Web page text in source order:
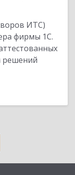
ИТС)
фирмы 1С.
решений